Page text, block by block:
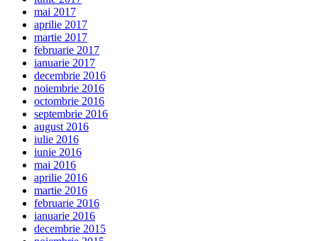
mai 2017
aprilie 2017
martie 2017
februarie 2017
ianuarie 2017
decembrie 2016
noiembrie 2016
octombrie 2016
septembrie 2016
august 2016
iulie 2016
iunie 2016
mai 2016
aprilie 2016
martie 2016
februarie 2016
ianuarie 2016
decembrie 2015